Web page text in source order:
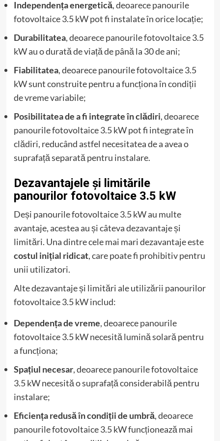
Independența energetică, deoarece panourile
fotovoltaice 3.5 kW pot fi instalate în orice locație;
Durabilitatea, deoarece panourile fotovoltaice 3.5
kW au o durată de viață de până la 30 de ani;
Fiabilitatea, deoarece panourile fotovoltaice 3.5
kW sunt construite pentru a funcționa în condiții
de vreme variabile;
Posibilitatea de a fi integrate în clădiri, deoarece
panourile fotovoltaice 3.5 kW pot fi integrate în
clădiri, reducând astfel necesitatea de a avea o
suprafață separată pentru instalare.
Dezavantajele și limitările
panourilor fotovoltaice 3.5 kW
Deși panourile fotovoltaice 3.5 kW au multe
avantaje, acestea au și câteva dezavantaje și
limitări. Una dintre cele mai mari dezavantaje este
costul inițial ridicat, care poate fi prohibitiv pentru
unii utilizatori.
Alte dezavantaje și limitări ale utilizării panourilor
fotovoltaice 3.5 kW includ:
Dependența de vreme, deoarece panourile
fotovoltaice 3.5 kW necesită lumină solară pentru
a funcționa;
Spațiul necesar, deoarece panourile fotovoltaice
3.5 kW necesită o suprafață considerabilă pentru
instalare;
Eficiența redusă în condiții de umbră, deoarece
panourile fotovoltaice 3.5 kW funcționează mai